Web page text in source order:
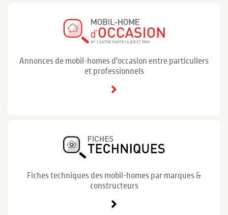
Annonces de mobil-homes d'occasion entre particuliers
et professionnels
Fiches techniques des mobil-homes par marques &
constructeurs